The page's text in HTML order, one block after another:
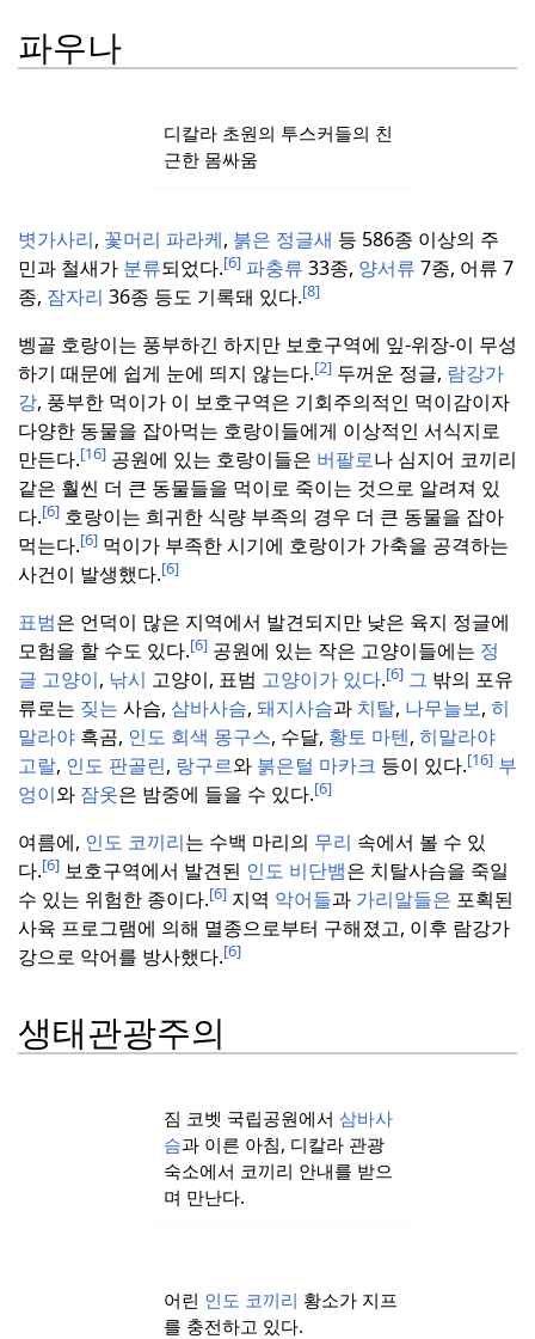
파우나
디칼라 초원의 투스커들의 친
근한 몸싸움
볏가사리, 꽃머리 파라케, 붉은 정글새 등 586종 이상의 주
민과 철새가 분류되었다.[6] 파충류 33종, 양서류 7종, 어류 7
종, 잠자리 36종 등도 기록돼 있다.[8]
벵골 호랑이는 풍부하긴 하지만 보호구역에 잎-위장-이 무성
하기 때문에 쉽게 눈에 띄지 않는다.[2] 두꺼운 정글, 람강가
강, 풍부한 먹이가 이 보호구역은 기회주의적인 먹이감이자
다양한 동물을 잡아먹는 호랑이들에게 이상적인 서식지로
만든다.[16] 공원에 있는 호랑이들은 버팔로나 심지어 코끼리
같은 훨씬 더 큰 동물들을 먹이로 죽이는 것으로 알려져 있
다.[6] 호랑이는 희귀한 식량 부족의 경우 더 큰 동물을 잡아
먹는다.[6] 먹이가 부족한 시기에 호랑이가 가축을 공격하는
사건이 발생했다.[6]
표범은 언덕이 많은 지역에서 발견되지만 낮은 육지 정글에
모험을 할 수도 있다.[6] 공원에 있는 작은 고양이들에는 정
글 고양이, 낚시 고양이, 표범 고양이가 있다.[6] 그 밖의 포유
류로는 짖는 사슴, 삼바사슴, 돼지사슴과 치탈, 나무늘보, 히
말라야 흑곰, 인도 회색 몽구스, 수달, 황토 마텐, 히말라야
고랄, 인도 판골린, 랑구르와 붉은털 마카크 등이 있다.[16] 부
엉이와 잠옷은 밤중에 들을 수 있다.[6]
여름에, 인도 코끼리는 수백 마리의 무리 속에서 볼 수 있
다.[6] 보호구역에서 발견된 인도 비단뱀은 치탈사슴을 죽일
수 있는 위험한 종이다.[6] 지역 악어들과 가리알들은 포획된
사육 프로그램에 의해 멸종으로부터 구해졌고, 이후 람강가
강으로 악어를 방사했다.[6]
생태관광주의
짐 코벳 국립공원에서 삼바사
슴과 이른 아침, 디칼라 관광
숙소에서 코끼리 안내를 받으
며 만난다.
어린 인도 코끼리 황소가 지프
를 충전하고 있다.